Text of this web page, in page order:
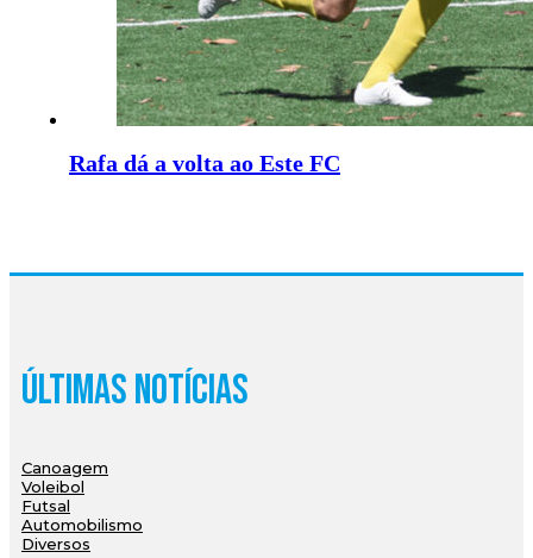
Rafa dá a volta ao Este FC
Últimas Notícias
Canoagem
Voleibol
Futsal
Automobilismo
Diversos